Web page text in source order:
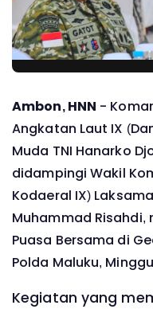
Ambon, HNN -
Angkatan Laut IX
Muda TNI Hanarko
didampingi Wakil
Kodaeral IX)
Muhammad
Puasa Bersama di
Polda Maluku,
Kegiatan yang